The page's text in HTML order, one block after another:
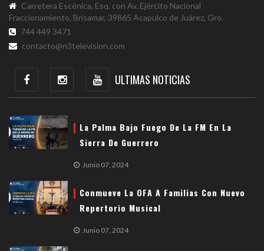
Carretera Escénica, Esq. con Av. Ejército Nacional
Fraccionamiento, Brisamar, 39865 Acapulco de Juárez, Gro.
744 449 3471
contacto@n3television.com
ULTIMAS NOTICIAS
La Palma Bajo Fuego De La FM En La
Sierra De Guerrero
Junio 07, 2024
Conmueve La OFA A Familias Con Nuevo
Repertorio Musical
Junio 07, 2024